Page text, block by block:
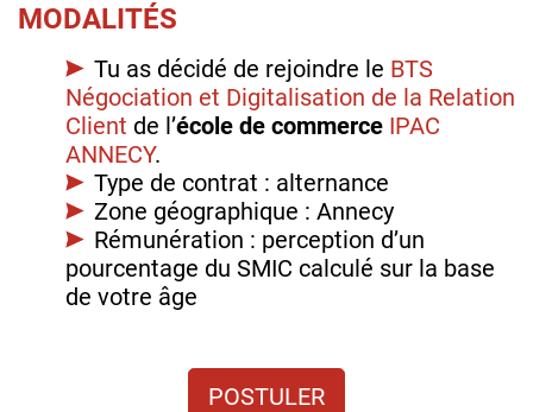
MODALITÉS
Tu as décidé de rejoindre le BTS
Négociation et Digitalisation de la Relation
Client de l’école de commerce IPAC
ANNECY.
Type de contrat : alternance
Zone géographique : Annecy
Rémunération : perception d’un
pourcentage du SMIC calculé sur la base
de votre âge
POSTULER